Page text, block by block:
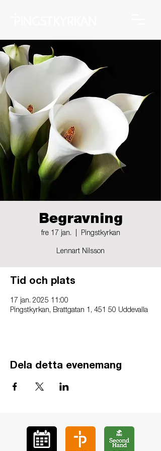
Begravning
fre 17 jan. Pingstkyrkan
Lennart Nilsson
Tid och plats
17 jan. 2025 11:00
Pingstkyrkan, Brattgatan 1, 451 50 Uddevalla
Dela detta evenemang